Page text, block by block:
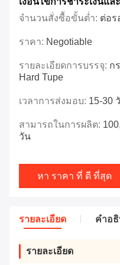
จำนวนสั่งซื้อขั้นต่ำ: ต่อร
ราคา: Negotiable
รายละเอียดการบรรจุ: ก
Hard Tupe
เวลาการส่งมอบ: 15-30
สามารถในการผลิต:
วัน
หา ราคา ที่ ดี ที่สุด
รายละเอียด คําอ
รายละเอียด